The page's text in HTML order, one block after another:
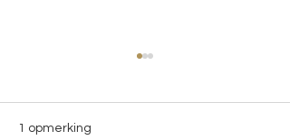
1 opmerking